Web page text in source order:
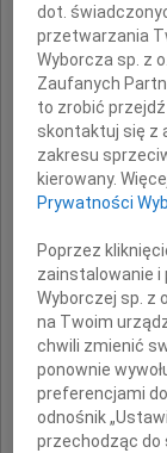
i
dot.
przetwarzania
Wyborcza sp. z
Zaufanych
to zrobić przejdź
skontaktuj się z
zakresu
kierowany.
Prywatności
Poprzez
zainstalowanie i
Wyborczej sp. z
na Twoim
chwili zmienić
ponownie
preferencjami
odnośnik
przechodząc do